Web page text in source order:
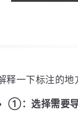
释一下标注的地
①：选择需要导